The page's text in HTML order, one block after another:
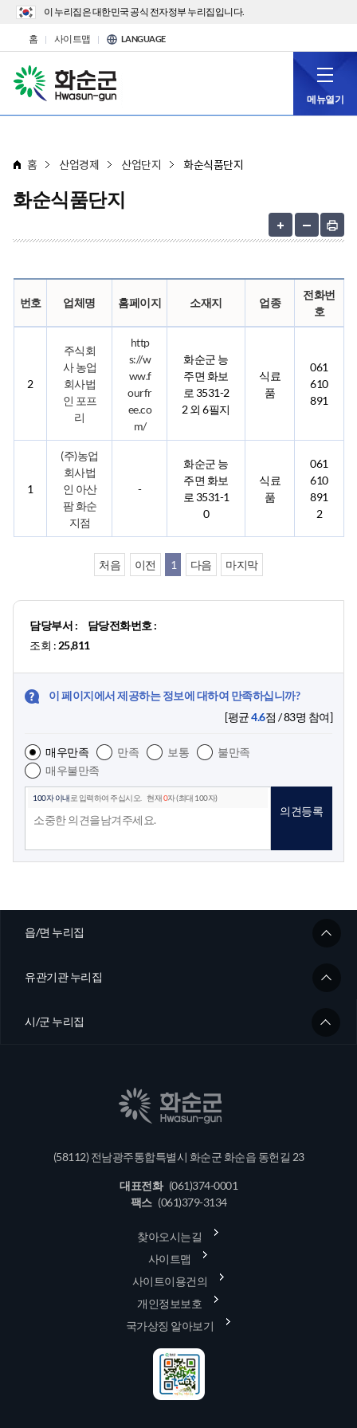
이 누리집은 대한민국 공식 전자정부 누리집입니다.
홈 사이트맵 LANGUAGE
메뉴열기
홈 산업경제 산업단지 화순식품단지
화순식품단지
번호 업체명 홈페이지 소재지 업종
전화번
호
2
주식회
사 농업
회사법
인 포프
리
http
s://w
ww.f
ourfr
ee.co
m/
화순군 능
주면 화보
로 3531-2
2 외 6필지
식료
품
061
610
891
1
(주)농업
회사법
인 아산
팜 화순
지점
-
화순군 능
주면 화보
로 3531-1
0
식료
품
061
610
891
2
처음 이전 1 다음 마지막
담당부서 :
담당전화번호 :
조회 : 25,811
이 페이지에서 제공하는 정보에 대하여 만족하십니까?
[평균4.6점 /83명 참여]
매우만족 만족 보통
불만족
매우불만족
100자 이내로 입력하여 주십시오. 현재0자 (최대 100자)
의견등록
읍/면 누리집
유관기관 누리집
시/군 누리집
(58112) 전남광주통합특별시 화순군 화순읍 동헌길 23
대표전화 (061)374-0001
팩스 (061)379-3134
찾아오시는길
사이트맵
사이트이용건의
개인정보보호
국가상징 알아보기